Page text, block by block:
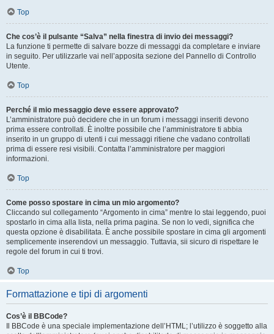
Top
Che cos’è il pulsante “Salva” nella finestra di invio dei messaggi?
La funzione ti permette di salvare bozze di messaggi da completare e inviare
in seguito. Per utilizzarle vai nell’apposita sezione del Pannello di Controllo
Utente.
Top
Perché il mio messaggio deve essere approvato?
L’amministratore può decidere che in un forum i messaggi inseriti devono
prima essere controllati. È inoltre possibile che l’amministratore ti abbia
inserito in un gruppo di utenti i cui messaggi ritiene che vadano controllati
prima di essere resi visibili. Contatta l’amministratore per maggiori
informazioni.
Top
Come posso spostare in cima un mio argomento?
Cliccando sul collegamento “Argomento in cima” mentre lo stai leggendo, puoi
spostarlo in cima alla lista, nella prima pagina. Se non lo vedi, significa che
questa opzione è disabilitata. È anche possibile spostare in cima gli argomenti
semplicemente inserendovi un messaggio. Tuttavia, sii sicuro di rispettare le
regole del forum in cui ti trovi.
Top
Formattazione e tipi di argomenti
Cos’è il BBCode?
Il BBCode è una speciale implementazione dell’HTML; l’utilizzo è soggetto alla